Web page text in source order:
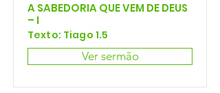
A SABEDORIA QUE VEM DE DEUS
– I
Texto: Tiago 1.5
Ver sermão